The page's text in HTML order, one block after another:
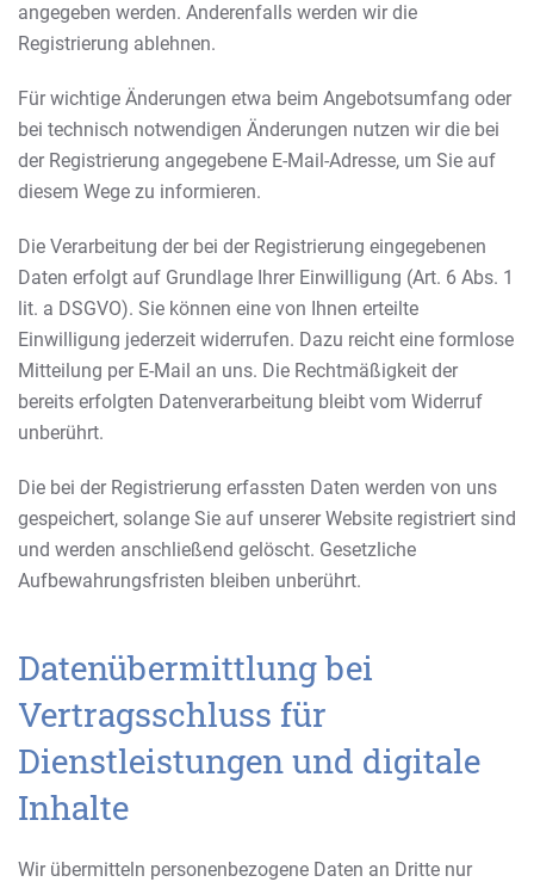
angegeben werden. Anderenfalls werden wir die
Registrierung ablehnen.
Für wichtige Änderungen etwa beim Angebotsumfang oder
bei technisch notwendigen Änderungen nutzen wir die bei
der Registrierung angegebene E-Mail-Adresse, um Sie auf
diesem Wege zu informieren.
Die Verarbeitung der bei der Registrierung eingegebenen
Daten erfolgt auf Grundlage Ihrer Einwilligung (Art. 6 Abs. 1
lit. a DSGVO). Sie können eine von Ihnen erteilte
Einwilligung jederzeit widerrufen. Dazu reicht eine formlose
Mitteilung per E-Mail an uns. Die Rechtmäßigkeit der
bereits erfolgten Datenverarbeitung bleibt vom Widerruf
unberührt.
Die bei der Registrierung erfassten Daten werden von uns
gespeichert, solange Sie auf unserer Website registriert sind
und werden anschließend gelöscht. Gesetzliche
Aufbewahrungsfristen bleiben unberührt.
Datenübermittlung bei
Vertragsschluss für
Dienstleistungen und digitale
Inhalte
Wir übermitteln personenbezogene Daten an Dritte nur